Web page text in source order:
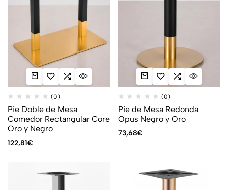
(0)
Pie Doble de Mesa
Comedor Rectangular Core
Oro y Negro
122,81€
(0)
Pie de Mesa Redonda
Opus Negro y Oro
73,68€